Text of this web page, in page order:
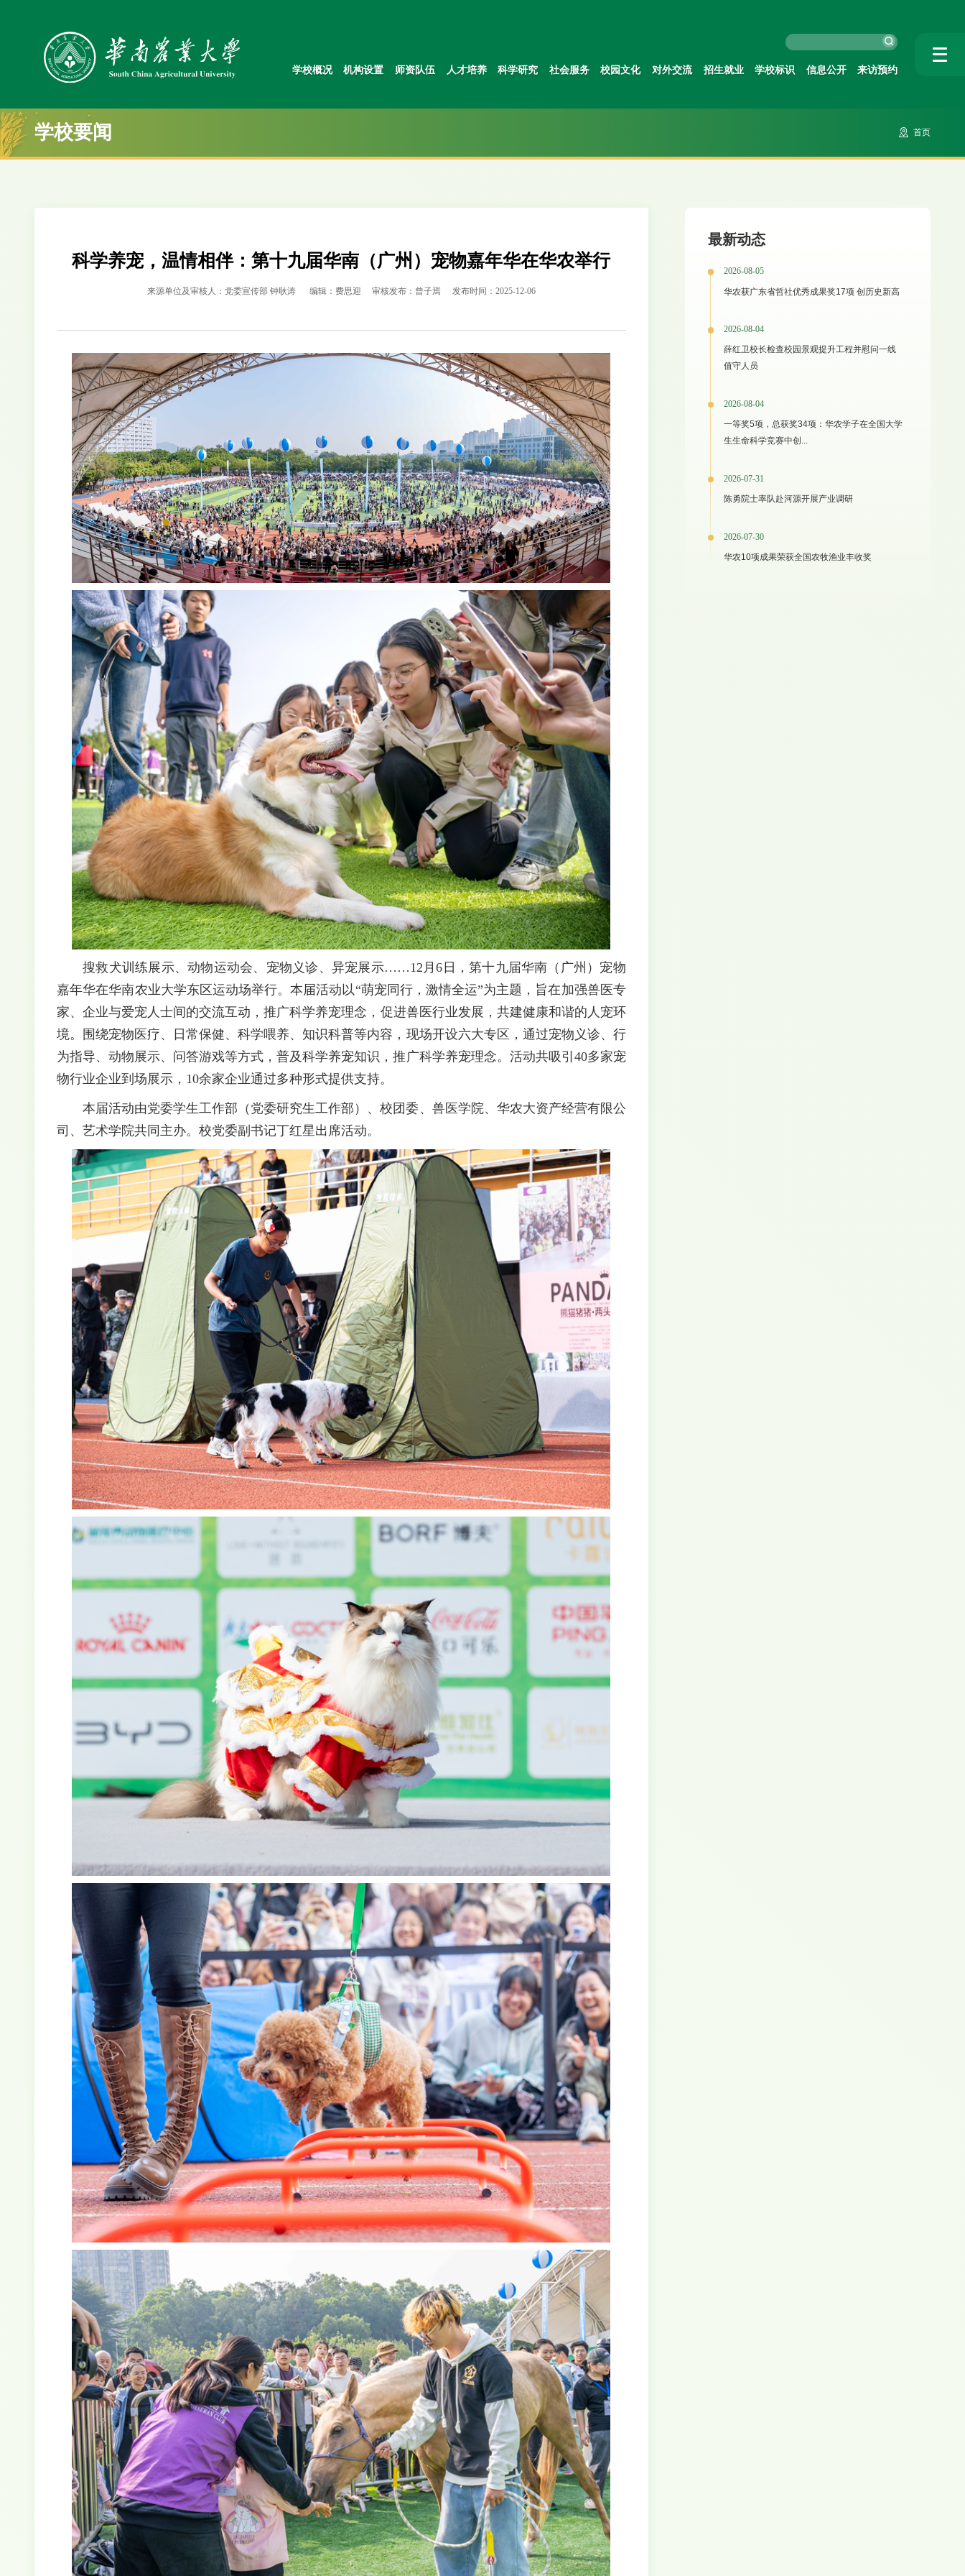
学校概况 机构设置 师资队伍 人才培养 科学研究 社会服务 校园文化 对外交流 招生就业 学校标识 信息公开 来访预约
学校要闻 首页
科学养宠，温情相伴：第十九届华南（广州）宠物嘉年华在华农举行
来源单位及审核人：党委宣传部 钟耿涛 编辑：费思迎 审核发布：曾子焉 发布时间：2025-12-06
搜救犬训练展示、动物运动会、宠物义诊、异宠展示……12月6日 ，第十九届华南（广州）宠物
嘉年华在华南农业大学东区运动场举行。本届活动以 “萌宠同行，激情全运”为主题 ， 旨在加强兽医专
家、企业与爱宠人士间的交流互动 ，推广科学养宠理念 ， 促进兽医行业发展 ， 共建健康和谐的人宠环
境。围绕宠物医疗、日常保健、科学喂养、知识科普等内容，现场开设六大专区，通过宠物义诊、行
为指导、动物展示、问答游戏等方式，普及科学养宠知识，推广科学养宠理念。活动共吸引 40多家宠
物行业企业到场展示，10余家企业通过多种形式提供支持。
本届活动由党委学生工作部（党委研究生工作部）、校团委、兽医学院、华农大资产经营有限公
司、艺术学院共同主办。校党委副书记丁红星出席活动。
最新动态
2026-08-05
华农获广东省哲社优秀成果奖17项 创历史新高
2026-08-04
薛红卫校长检查校园景观提升工程并慰问一线
值守人员
2026-08-04
一等奖5项，总获奖34项：华农学子在全国大学
生生命科学竞赛中创...
2026-07-31
陈勇院士率队赴河源开展产业调研
2026-07-30
华农10项成果荣获全国农牧渔业丰收奖